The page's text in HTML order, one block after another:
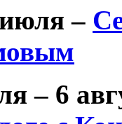
–
– 6